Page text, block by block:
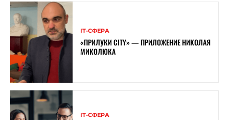
ІТ-СФЕРА
«ПРИЛУКИ CITY» — ПРИЛОЖЕНИЕ НИКОЛАЯ
МИКОЛЮКА
ІТ-СФЕРА